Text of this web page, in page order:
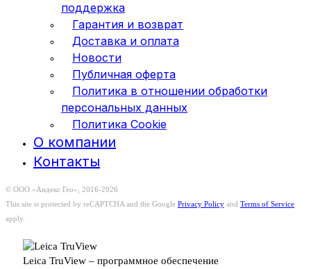
поддержка
Гарантия и возврат
Доставка и оплата
Новости
Публичная оферта
Политика в отношении обработки
персональных данных
Политика Cookie
О компании
Контакты
© ООО «Андекс Гео», 2016-2026
This site is protected by reCAPTCHA and the Google Privacy Policy and Terms of Service
apply.
Leica TruView – программное обеспечение